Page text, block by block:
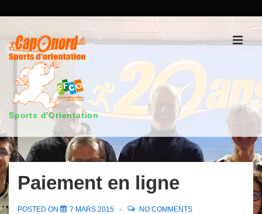
contenu
principal
Sports d'Orientation
Main
Navigation
Paiement en ligne
POSTED ON 7 MARS 2015 NO COMMENTS